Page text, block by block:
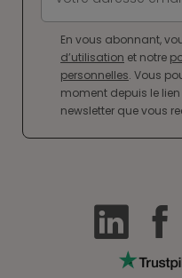
En vous abonnant,
d’utilisation et notre
personnelles. Vous
moment depuis le
newsletter que vous